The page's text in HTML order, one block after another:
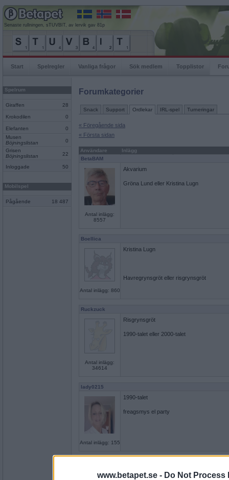
www.betapet.se - Do Not Process
Senaste rullningen, sTUVBIT, av lervik gav 81p
Start Spelregler Vanliga frågor Sök medlem Topplistor
Spelrum
Giraffen 28
Krokodilen 0
Elefanten
0
Musen
Böjningslistan
0
Grisen
Böjningslistan
22
Inloggade 50
Mobilspel
Pågående 18 487
Forumkategorier
Snack Support Ordlekar IRL-spel Turneringar
« Föregående sida
« Första sidan
Användare
Inlägg
BetaBAM
Antal inlägg:
8557
Akvarium
Gröna Lund eller Kristina Lugn
Boellica
Antal inlägg: 860
Kristina Lugn
Havregrynsgröt eller risgrynsgröt
Ruckzuck
Antal inlägg:
34614
Risgrynsgröt
1990-talet eller 2000-talet
lady0215
Antal inlägg: 155
1990-talet
freagsmys el party
Fredagsmys